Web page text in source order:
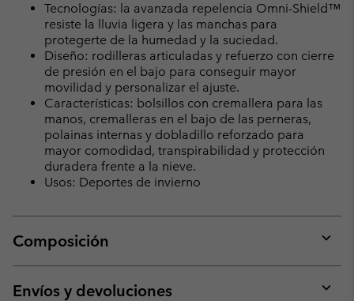
Tecnologías: la avanzada repelencia Omni-Shield™
resiste la lluvia ligera y las manchas para
protegerte de la humedad y la suciedad.
Diseño: rodilleras articuladas y refuerzo con cierre
de presión en el bajo para conseguir mayor
movilidad y personalizar el ajuste.
Características: bolsillos con cremallera para las
manos, cremalleras en el bajo de las perneras,
polainas internas y dobladillo reforzado para
mayor comodidad, transpirabilidad y protección
duradera frente a la nieve.
Usos: Deportes de invierno
Composición
or
Envíos y devoluciones